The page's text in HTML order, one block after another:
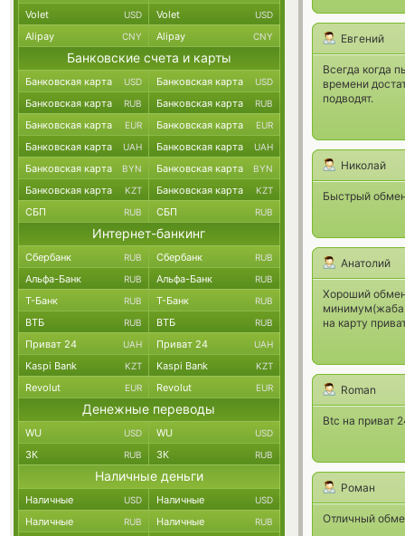
Евгений
Всегда когда
времени
подводят.
Николай
Быстрый
Анатолий
Хороший
минимум(жаба
на карту
Roman
Btc на приват
Роман
Отличный
Volet USD Volet USD
Alipay CNY Alipay CNY
Банковские счета и карты
Банковская карта USD Банковская карта USD
Банковская карта RUB Банковская карта RUB
Банковская карта EUR Банковская карта EUR
Банковская карта UAH Банковская карта UAH
Банковская карта BYN Банковская карта BYN
Банковская карта KZT Банковская карта KZT
СБП RUB СБП RUB
Интернет-банкинг
Сбербанк RUB Сбербанк RUB
Альфа-Банк RUB Альфа-Банк RUB
Т-Банк RUB Т-Банк RUB
ВТБ RUB ВТБ RUB
Приват 24 UAH Приват 24 UAH
Kaspi Bank KZT Kaspi Bank KZT
Revolut EUR Revolut EUR
Денежные переводы
WU USD WU USD
ЗК RUB ЗК RUB
Наличные деньги
Наличные USD Наличные USD
Наличные RUB Наличные RUB